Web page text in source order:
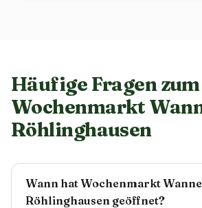
Häufige Fragen zum
Wochenmarkt
Röhlinghausen
Wann hat Wochenmarkt
Röhlinghausen geöffnet?